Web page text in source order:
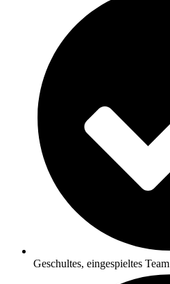
Geschultes, eingespieltes Team